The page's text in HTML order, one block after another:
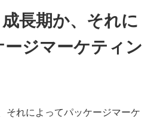
成長期か、それに
ジマーケティン
それによってパッケージマーケ